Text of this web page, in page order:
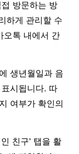
방문하는 방
하게 관리할 수
오톡 내에서 간
생년월일과 음
시됩니다. 따
여부가 확인의
친구’ 탭을 활